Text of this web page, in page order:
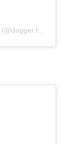
A post shared by Dagger Fok's ♥️♦️♣️♠️ (@dagger.fok.s)